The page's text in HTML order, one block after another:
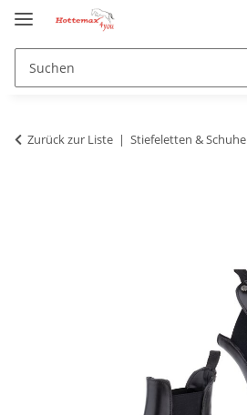
Zurück zur Liste Stiefeletten & Schuhe